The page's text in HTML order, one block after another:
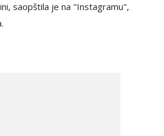
saopštila je na "Instagramu",